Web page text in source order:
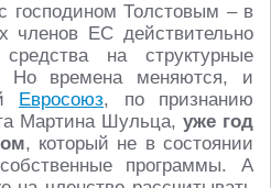
господином Толстовым – в
членов ЕС действительно
на структурные
Но времена меняются, и
Евросоюз, по признанию
Мартина Шульца, уже год
, который не в состоянии
программы. А